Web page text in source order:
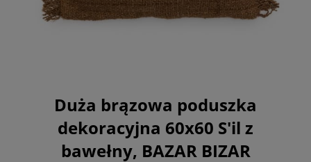
Duża brązowa poduszka
dekoracyjna 60x60 S'il z
bawełny, BAZAR BIZAR